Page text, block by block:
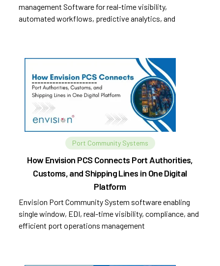
management Software for real-time visibility,
automated workflows, predictive analytics, and
Port Community Systems
How Envision PCS Connects Port Authorities,
Customs, and Shipping Lines in One Digital
Platform
Envision Port Community System software enabling
single window, EDI, real-time visibility, compliance, and
efficient port operations management